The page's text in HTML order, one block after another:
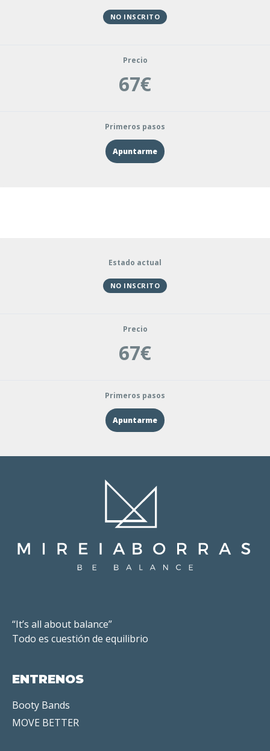
NO INSCRITO
Precio
67€
Primeros pasos
Apuntarme
Estado actual
NO INSCRITO
Precio
67€
Primeros pasos
Apuntarme
“It’s all about balance”
Todo es cuestión de equilibrio
ENTRENOS
Booty Bands
MOVE BETTER